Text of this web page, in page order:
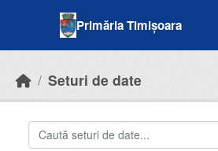
Primăria Timișoara
Seturi de date